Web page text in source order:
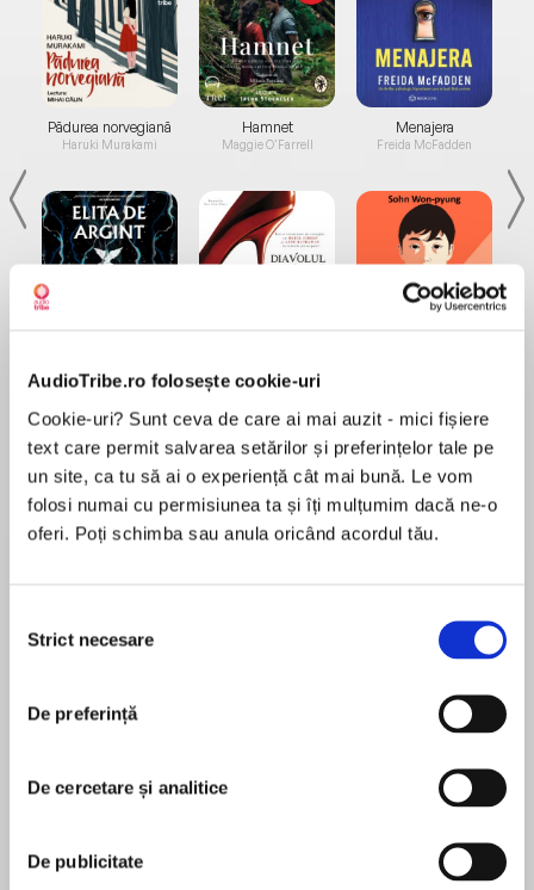
AudioTribe.ro folosește cookie-uri
Cookie-uri? Sunt ceva de care ai mai auzit - mici fișiere
text care permit salvarea setărilor și preferințelor tale pe
un site, ca tu să ai o experiență cât mai bună. Le vom
folosi numai cu permisiunea ta și îți mulțumim dacă ne-o
oferi. Poți schimba sau anula oricând acordul tău.
consimțământului
Strict necesare
De preferință
De cercetare și analitice
De publicitate
Pădurea norvegiană
Haruki Murakami
Hamnet
Maggie O'Farrell
Menajera
Freida McFadden
Desprecarte
The first animal in the hilarious Awesome
The third Meerkat Madness book in the hilarious
adventures with the wildest wildlife.
The Really Mad Mob is expanding! With new
faces joining familiar ones in Far Burrow, the
adventures ahead of them. Join Uncle Fearless
În acest moment nu există recenzii